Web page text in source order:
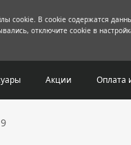
cookie. В cookie содержатся
отключите cookie в
Акции Оплата